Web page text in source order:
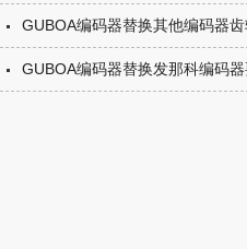
GUBOA编码器替换其他编码器
GUBOA编码器替换发那科编码